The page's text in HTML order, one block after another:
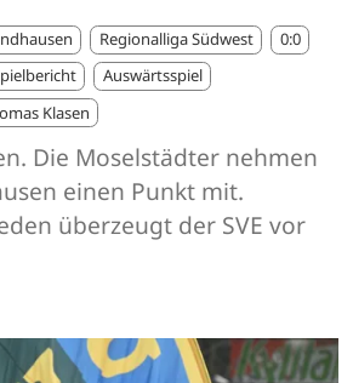
Regionalliga Südwest
0:0
Auswärtsspiel
Klasen
Die Moselstädter nehmen
einen Punkt mit.
überzeugt der SVE vor